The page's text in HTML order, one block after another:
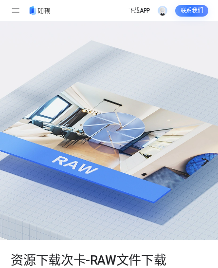
下载APP 联系我们
资源下载次卡-RAW文件下载